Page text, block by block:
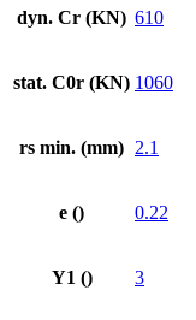
dyn. Cr (KN) 610
stat. C0r (KN) 1060
rs min. (mm) 2.1
e () 0.22
Y1 () 3